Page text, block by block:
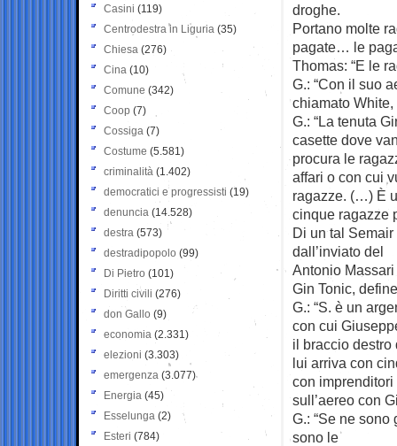
droghe.
Portano molte
pagate… le
Thomas: “E le
G.: “Con il suo
chiamato
G.: “La tenuta
casette dove
procura le
affari o con cui
ragazze. (…) È
cinque ragazze
Di un tal
dall’inviato del
Antonio
Gin Tonic,
G.: “S. è un
con cui
il braccio destro
lui arriva con
con
sull’aereo con
G.: “Se ne
sono le
Casini (119)
Centrodestra in Liguria (35)
Chiesa (276)
Cina (10)
Comune (342)
Coop (7)
Cossiga (7)
Costume (5.581)
criminalità (1.402)
democratici e progressisti (19)
denuncia (14.528)
destra (573)
destradipopolo (99)
Di Pietro (101)
Diritti civili (276)
don Gallo (9)
economia (2.331)
elezioni (3.303)
emergenza (3.077)
Energia (45)
Esselunga (2)
Esteri (784)